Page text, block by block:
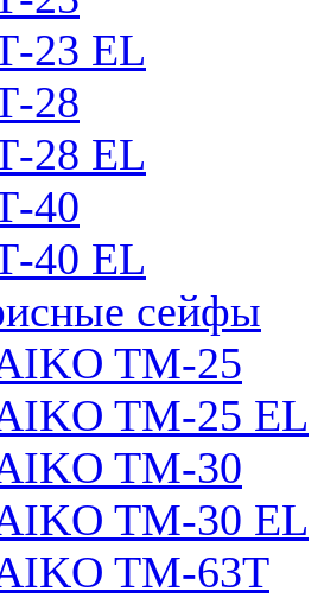
23 EL
28
28 EL
40
40 EL
сейфы
TM-25
TM-25 EL
TM-30
TM-30 EL
TM-63Т